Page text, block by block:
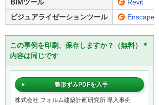
BIMツール
Revit
ビジュアライゼーションツール
Enscape
この事例を印刷、保存しますか？（無料）＊
内容は同じです
整形ずみPDFを入手
株式会社 フォルム建築計画研究所 導入事例